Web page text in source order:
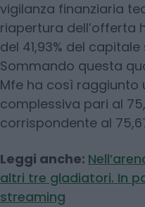
vigilanza finanziaria
riapertura dell’offerta
del 41,93% del
Sommando questa
Mfe ha così raggiunto
complessiva pari al
corrispondente al
Leggi anche:
altri tre gladiatori. In
streaming